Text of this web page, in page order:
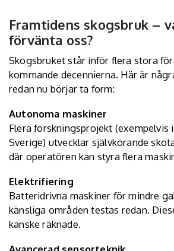
Framtidens skogsbruk –
förvänta oss?
Skogsbruket står inför flera stora
kommande decennierna. Här är
redan nu börjar ta form:
Autonoma maskiner
Flera forskningsprojekt (exempelvis
Sverige) utvecklar självkörande
där operatören kan styra flera
Elektrifiering
Batteridrivna maskiner för mindre
känsliga områden testas redan.
kanske räknade.